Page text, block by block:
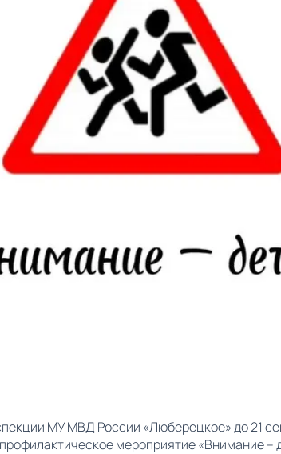
МУ МВД России «Люберецкое» до 21
мероприятие «Внимание –